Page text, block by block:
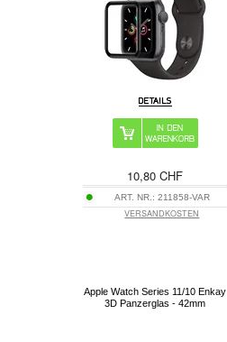
10,80 CHF
ART. NR.: 211858-VAR
VERSANDKOSTEN
Apple Watch Series 11/10 Enkay
3D Panzerglas - 42mm